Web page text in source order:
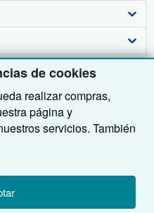
de cookies
realizar compras,
página y
servicios. También
el modo en que los
así poder realizar
utilizaremos
contenido relevante